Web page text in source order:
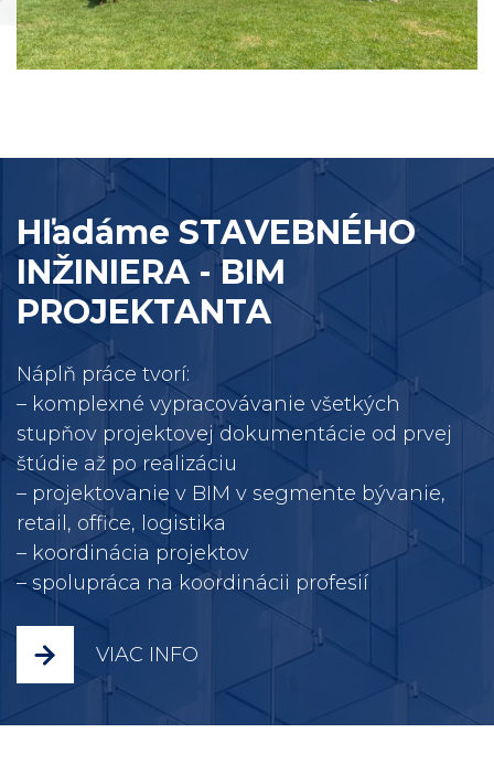
Hľadáme STAVEBNÉHO
INŽINIERA - BIM
PROJEKTANTA
Náplň práce tvorí:
– komplexné vypracovávanie všetkých
stupňov projektovej dokumentácie od prvej
štúdie až po realizáciu
– projektovanie v BIM v segmente bývanie,
retail, office, logistika
– koordinácia projektov
– spolupráca na koordinácii profesií
VIAC INFO